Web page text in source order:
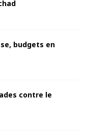
budgets en
contre le